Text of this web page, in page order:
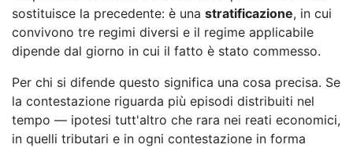
sostituisce la precedente: è una stratificazione, in cui
convivono tre regimi diversi e il regime applicabile
dipende dal giorno in cui il fatto è stato commesso.
Per chi si difende questo significa una cosa precisa. Se
la contestazione riguarda più episodi distribuiti nel
tempo — ipotesi tutt'altro che rara nei reati economici,
in quelli tributari e in ogni contestazione in forma